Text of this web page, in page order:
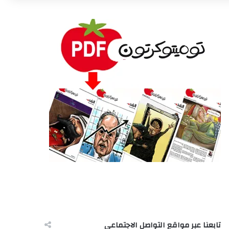
تابعنا عبر مواقع التواصل الاجتماعى